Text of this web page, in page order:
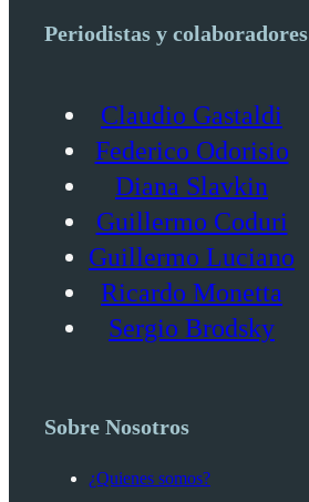
Periodistas y colaboradores
Claudio Gastaldi
Federico Odorisio
Diana Slavkin
Guillermo Coduri
Guillermo Luciano
Ricardo Monetta
Sergio Brodsky
Sobre Nosotros
¿Quienes somos?